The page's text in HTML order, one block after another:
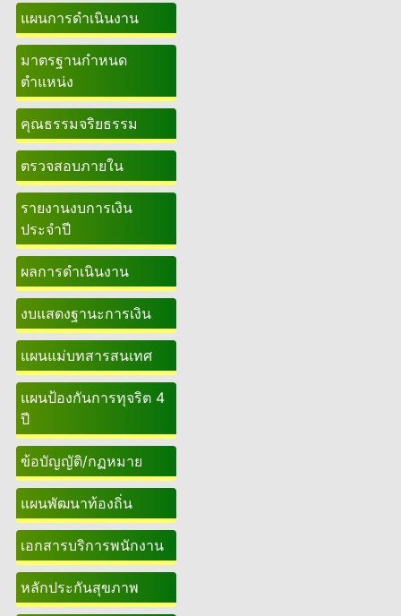
แผนการดำเนินงาน
มาตรฐานกำหนด
ตำแหน่ง
คุณธรรมจริยธรรม
ตรวจสอบภายใน
รายงานงบการเงิน
ประจำปี
ผลการดำเนินงาน
งบแสดงฐานะการเงิน
แผนแม่บทสารสนเทศ
แผนป้องกันการทุจริต 4
ปี
ข้อบัญญัติ/กฏหมาย
แผนพัฒนาท้องถิ่น
เอกสารบริการพนักงาน
หลักประกันสุขภาพ